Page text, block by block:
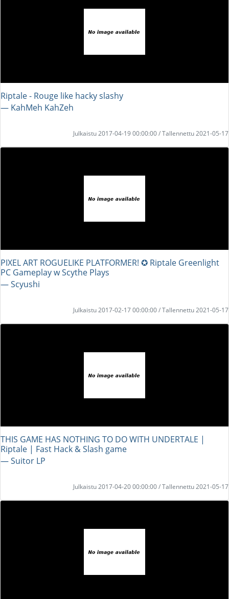
Riptale - Rouge like hacky slashy
― KahMeh KahZeh
Julkaistu 2017-04-19 00:00:00 / Tallennettu 2021-05-17
PIXEL ART ROGUELIKE PLATFORMER! ✪ Riptale Greenlight
PC Gameplay w Scythe Plays
― Scyushi
Julkaistu 2017-02-17 00:00:00 / Tallennettu 2021-05-17
THIS GAME HAS NOTHING TO DO WITH UNDERTALE |
Riptale | Fast Hack & Slash game
― Suitor LP
Julkaistu 2017-04-20 00:00:00 / Tallennettu 2021-05-17